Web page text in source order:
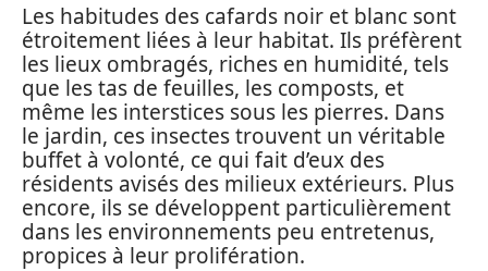
Les habitudes des cafards noir et blanc sont
étroitement liées à leur habitat. Ils préfèrent
les lieux ombragés, riches en humidité, tels
que les tas de feuilles, les composts, et
même les interstices sous les pierres. Dans
le jardin, ces insectes trouvent un véritable
buffet à volonté, ce qui fait d’eux des
résidents avisés des milieux extérieurs. Plus
encore, ils se développent particulièrement
dans les environnements peu entretenus,
propices à leur prolifération.